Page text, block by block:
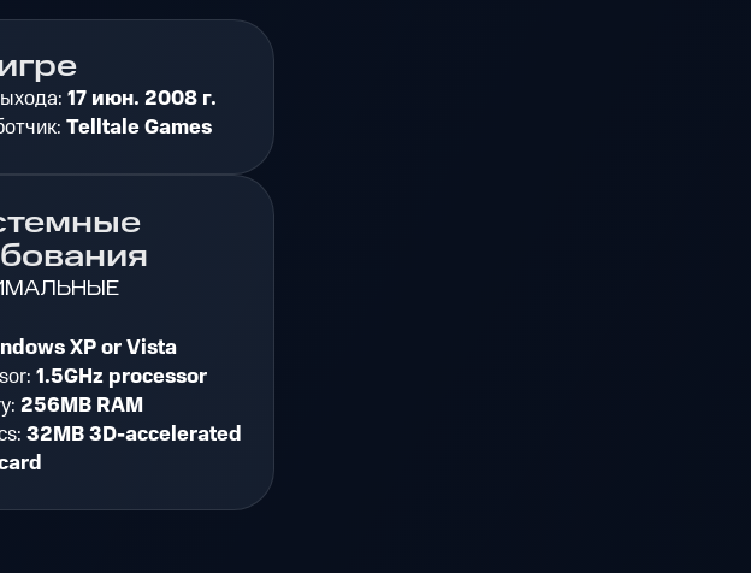
17 июн. 2008 г.
Telltale Games
XP or Vista
1.5GHz processor
256MB RAM
32MB 3D-accelerated